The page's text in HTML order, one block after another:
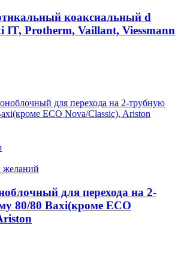
коаксиальный d
IT, Protherm, Vaillant, Viessmann
желаний
для перехода на 2-
80/80 Baxi(кроме ECO